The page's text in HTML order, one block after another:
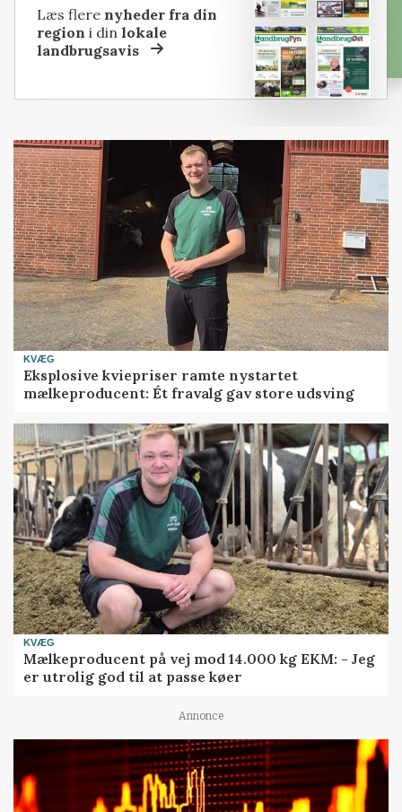
Læs flere nyheder fra din
region i dinlokale
landbrugsavis
KVÆG
Eksplosive kviepriser ramte nystartet
mælkeproducent: Ét fravalg gav store udsving
KVÆG
Mælkeproducent på vej mod 14.000 kg EKM: - Jeg
er utrolig god til at passe køer
Annonce